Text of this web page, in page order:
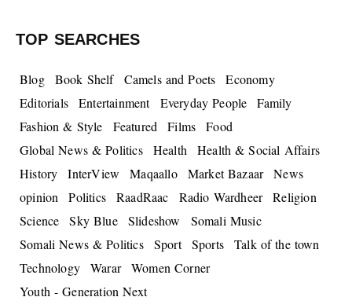
TOP SEARCHES
Blog Book Shelf Camels and Poets
Economy
Editorials
Entertainment Everyday People
Family
Fashion & Style
Featured Films
Food
Global News & Politics
Health
Health & Social Affairs
History
InterView Maqaallo Market Bazaar
News
opinion
Politics RaadRaac Radio Wardheer
Religion
Science
Sky Blue Slideshow
Somali Music
Somali News & Politics
Sport Sports
Talk of the town
Technology
Warar
Women Corner
Youth - Generation Next